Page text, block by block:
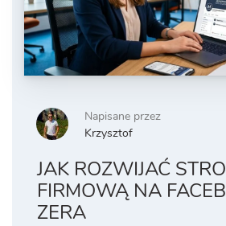
Napisane przez
Krzysztof
JAK ROZWIJAĆ
FIRMOWĄ NA
ZERA